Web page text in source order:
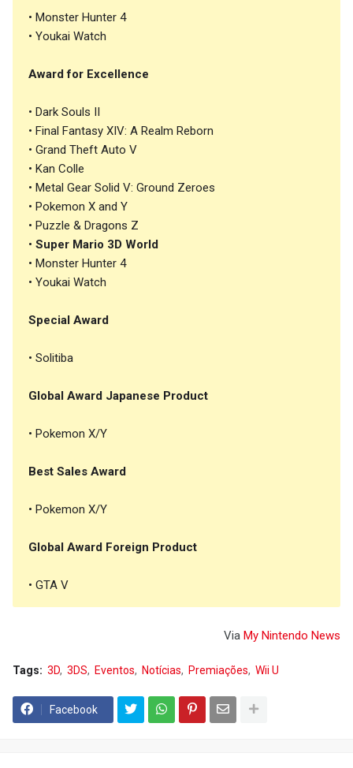
• Monster Hunter 4
• Youkai Watch
Award for Excellence
• Dark Souls II
• Final Fantasy XIV: A Realm Reborn
• Grand Theft Auto V
• Kan Colle
• Metal Gear Solid V: Ground Zeroes
• Pokemon X and Y
• Puzzle & Dragons Z
• Super Mario 3D World
• Monster Hunter 4
• Youkai Watch
Special Award
• Solitiba
Global Award Japanese Product
• Pokemon X/Y
Best Sales Award
• Pokemon X/Y
Global Award Foreign Product
• GTA V
Via My Nintendo News
Tags: 3D 3DS Eventos Notícias Premiações Wii U
Facebook